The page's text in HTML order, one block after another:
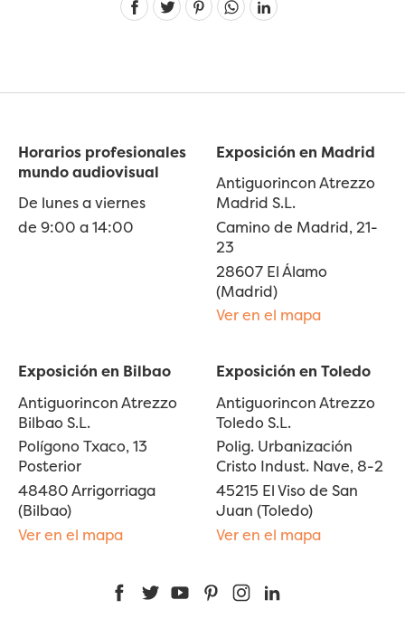
Horarios profesionales
mundo audiovisual
De lunes a viernes
de 9:00 a 14:00
Exposición en Madrid
Antiguorincon Atrezzo
Madrid S.L.
Camino de Madrid, 21-
23
28607 El Álamo
(Madrid)
Ver en el mapa
Exposición en Bilbao
Antiguorincon Atrezzo
Bilbao S.L.
Polígono Txaco, 13
Posterior
48480 Arrigorriaga
(Bilbao)
Ver en el mapa
Exposición en Toledo
Antiguorincon Atrezzo
Toledo S.L.
Polig. Urbanización
Cristo Indust. Nave, 8-2
45215 El Viso de San
Juan (Toledo)
Ver en el mapa
FacebookTwitterYouTubePinterestInstagram